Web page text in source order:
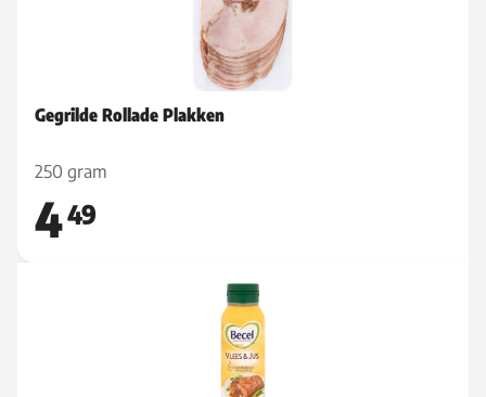
Gegrilde Rollade Plakken
250 gram
449